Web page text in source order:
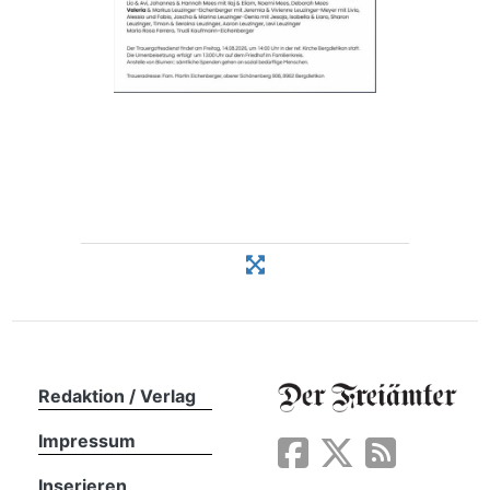
Redaktion / Verlag
Impressum
Inserieren